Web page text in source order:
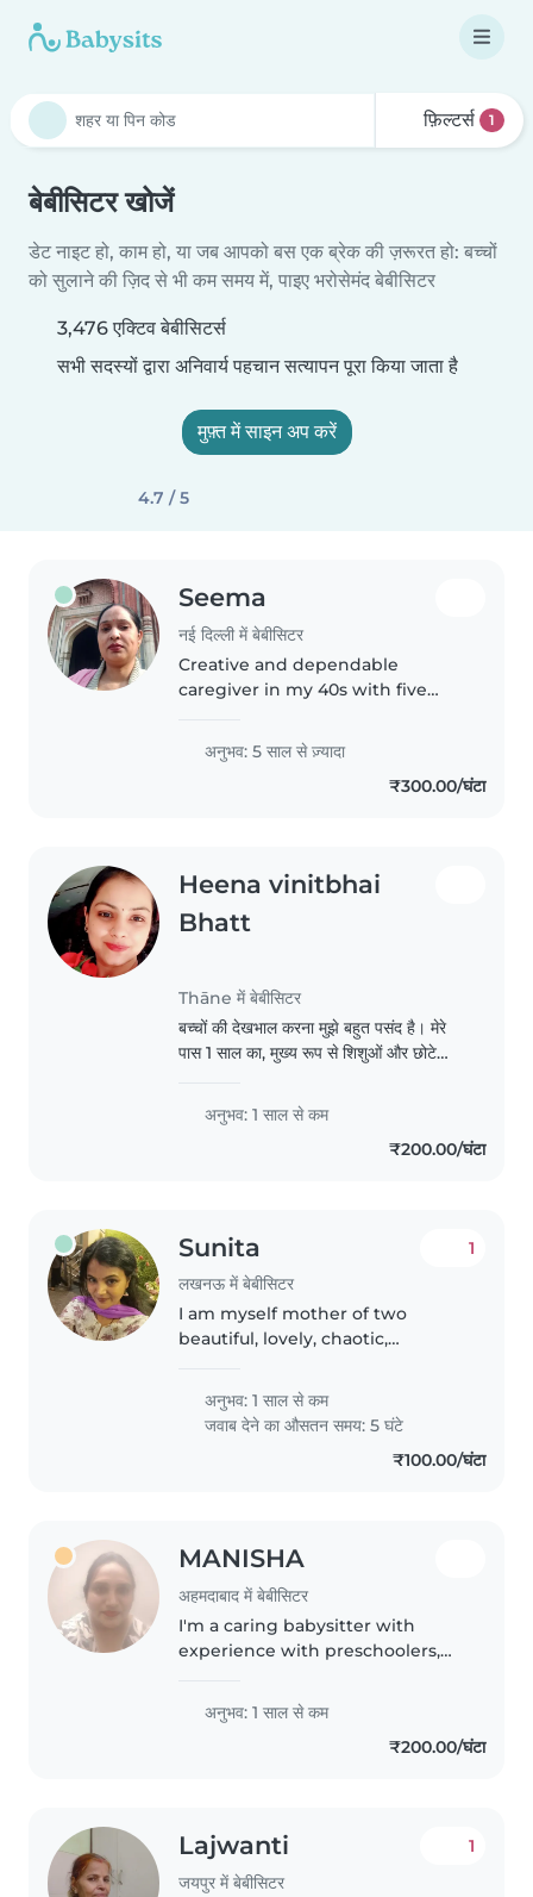
फ़िल्टर्स 1
बेबीसिटर खोजें
डेट नाइट हो, काम हो, या जब आपको बस एक ब्रेक की ज़रूरत हो: बच्चों
को सुलाने की ज़िद से भी कम समय में, पाइए भरोसेमंद बेबीसिटर
3,476 एक्टिव बेबीसिटर्स
सभी सदस्यों द्वारा अनिवार्य पहचान सत्यापन पूरा किया जाता है
मुफ़्त में साइन अप करें
4.7 / 5
Seema
नई दिल्ली में बेबीसिटर
Creative and dependable
caregiver in my 40s with five
babies, toddlers, and young
children. Fluent in Hindi, I excel
अनुभव: 5 साल से ज़्यादा
₹300.00/घंटा
Heena vinitbhai
Bhatt
Thāne में बेबीसिटर
बच्चों की देखभाल करना मुझे बहुत पसंद है। मेरे
पास 1 साल का, मुख्य रूप से शिशुओं और छोटे
विशेष ज़रूरतों वाले बच्चों, खासकर मिर्गी से पीड़ित
बच्चों की देखभाल का अनुभव है। मैं आपके बच्चों
की देखभाल करने के लिए उत्सुक हूँ! अगर आपको
अनुभव: 1 साल से कम
₹200.00/घंटा
Sunita
लखनऊ में बेबीसिटर
1
I am myself mother of two
beautiful, lovely, chaotic,
understand the responsibility
torwards the kids and
understand the parents concern
अनुभव: 1 साल से कम
जवाब देने का औसतन समय: 5 घंटे
₹100.00/घंटा
MANISHA
अहमदाबाद में बेबीसिटर
I'm a caring babysitter with
experience with preschoolers,
children. Fluent in Gujarati and
Hindi, I enjoy crafts, games, and
अनुभव: 1 साल से कम
₹200.00/घंटा
Lajwanti
जयपुर में बेबीसिटर
1